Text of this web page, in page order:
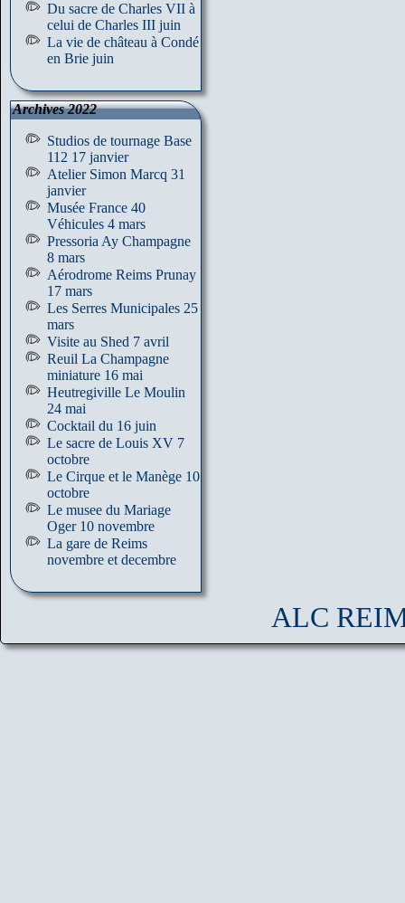
Du sacre de Charles VII à
celui de Charles III juin
La vie de château à Condé
en Brie juin
Archives 2022
Studios de tournage Base
112 17 janvier
Atelier Simon Marcq 31
janvier
Musée France 40
Véhicules 4 mars
Pressoria Ay Champagne
8 mars
Aérodrome Reims Prunay
17 mars
Les Serres Municipales 25
mars
Visite au Shed 7 avril
Reuil La Champagne
miniature 16 mai
Heutregiville Le Moulin
24 mai
Cocktail du 16 juin
Le sacre de Louis XV 7
octobre
Le Cirque et le Manège 10
octobre
Le musee du Mariage
Oger 10 novembre
La gare de Reims
novembre et decembre
ALC